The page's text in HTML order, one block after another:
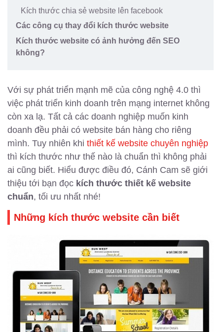
Kích thước chia sẻ website lên facebook
Các công cụ thay đổi kích thước website
Kích thước website có ảnh hưởng đến SEO
không?
Với sự phát triển mạnh mẽ của công nghệ 4.0 thì
việc phát triển kinh doanh trên mạng internet không
còn xa lạ. Tất cả các doanh nghiệp muốn kinh
doanh đều phải có website bán hàng cho riêng
mình. Tuy nhiên khi thiết kế website chuyên nghiệp
thì kích thước như thế nào là chuẩn thì không phải
ai cũng biết. Hiểu được điều đó, Cánh Cam sẽ giới
thiệu tới bạn đọc kích thước thiết kế website
chuẩn, tối ưu nhất nhé!
Những kích thước website cần biết